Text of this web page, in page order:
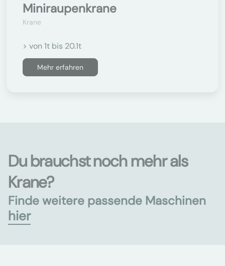
Miniraupenkrane
Krane
> von 1t bis 20.1t
Mehr erfahren
Du brauchst noch mehr als
Krane?
Finde weitere passende Maschinen
hier